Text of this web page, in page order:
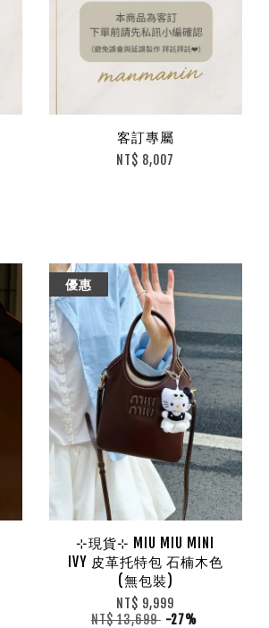
客訂專屬
NT$ 8,007
優惠
⊹現貨⊹ MIU MIU MINI
IVY 皮革托特包 石楠木色
(無包裝)
NT$ 9,999
NT$ 13,699 -27%